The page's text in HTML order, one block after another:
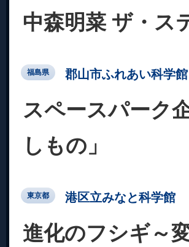
中森明菜 ザ・ス
福島県 郡山市ふれあい科学
スペースパーク
しもの」
東京都 港区立みなと科学館
進化のフシギ～